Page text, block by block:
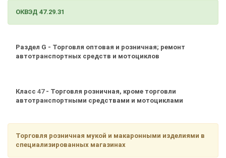
ОКВЭД 47.29.31
Раздел G - Торговля оптовая и розничная; ремонт
автотранспортных средств и мотоциклов
Класс 47- Торговля розничная, кроме торговли
автотранспортными средствами и мотоциклами
Торговля розничная мукой и макаронными изделиями в
специализированных магазинах